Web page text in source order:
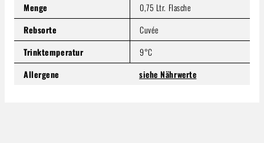
Menge
0,75 Ltr. Flasche
Rebsorte
Cuvée
Trinktemperatur
9°C
Allergene
siehe Nährwerte